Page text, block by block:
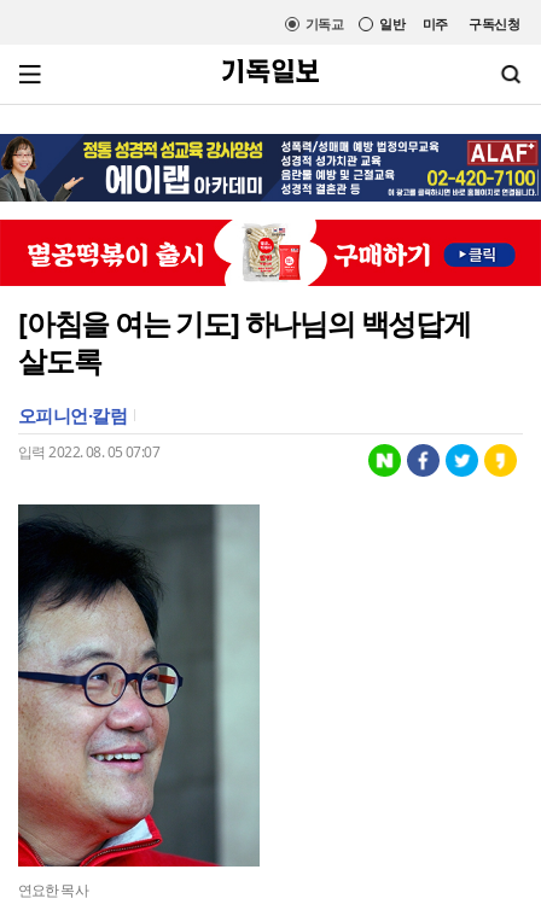
미주 구독신청
일반
기독교
[아침을 여는 기도] 하나님의 백성답게
살도록
오피니언·칼럼
입력 2022. 08. 05 07:07
연요한 목사